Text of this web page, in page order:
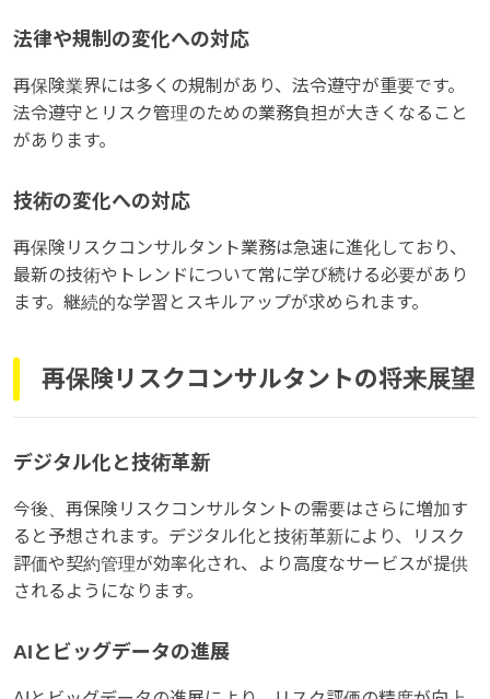
法律や規制の変化への対応
再保険業界には多くの規制があり、法令遵守が重要です。
法令遵守とリスク管理のための業務負担が大きくなること
があります。
技術の変化への対応
再保険リスクコンサルタント業務は急速に進化しており、
最新の技術やトレンドについて常に学び続ける必要があり
ます。継続的な学習とスキルアップが求められます。
再保険リスクコンサルタントの将来展望
デジタル化と技術革新
今後、再保険リスクコンサルタントの需要はさらに増加す
ると予想されます。デジタル化と技術革新により、リスク
評価や契約管理が効率化され、より高度なサービスが提供
されるようになります。
AIとビッグデータの進展